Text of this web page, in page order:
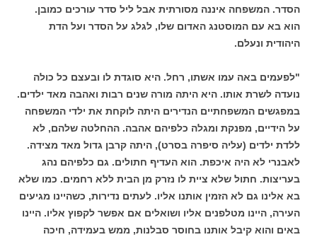
הסדר. המשפחה איננה מסורתית אבל ליל סדר עורכים כמובן.
הוא בא עם המוסטנג האדום שלו, לגלג על הסדר ועל הדת
היהודית ונעלם.
"לפעמים באה עמו אשתו, רחל. היא סוגדת לו ובעצם כל כולה
נועדה לשרת אותו. היא היתה מורה שנים רבות ואהבה מאד ילדים.
במפגשים המשפחתיים הנדירים היתה לוקחת את ילדי המשפחה
על הידיים, מפנקת ומגלה כלפיהם אהבה. ההחלטה שלהם, לא
ללדת ילדים (עליה סיפרה בסרט), היתה קרבן גדול מאד מצידה.
לאבנרי לא היה איכפת. הוא העדיף חתולים. גם כלפיהם נהג
בעריצות. חתול שלא ציית לו נזרק מן הבית ללא רחמים. כמו שלא
בא אלינו גם לא הזמין אותנו אליו. לעתים נדירות, כשהיינו מגיעים
העירה, היינו מטלפנים אליו ושואלים אם אפשר לקפוץ אליו. היינו
באים והוא קיבל אותנו בחוסר סבלנות, ממש בעמידה, חיכה